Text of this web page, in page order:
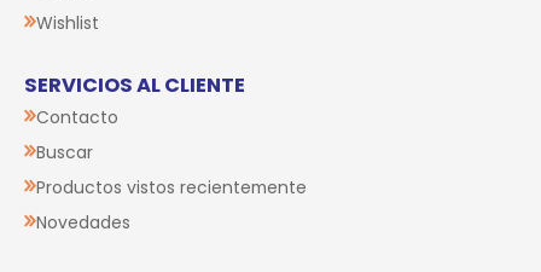
Wishlist
SERVICIOS AL CLIENTE
Contacto
Buscar
Productos vistos recientemente
Novedades